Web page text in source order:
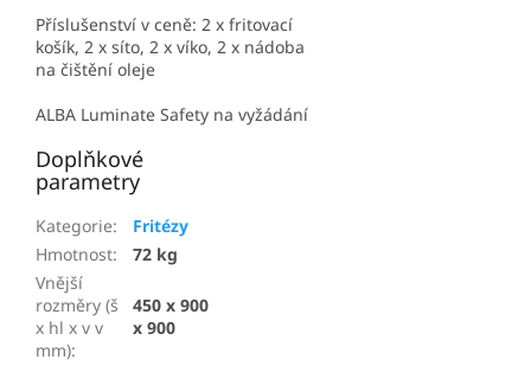
Příslušenství v ceně: 2 x fritovací
košík, 2 x síto, 2 x víko, 2 x nádoba
na čištění oleje
ALBA Luminate Safety na vyžádání
Doplňkové
parametry
Kategorie:
Fritézy
Hmotnost:
72 kg
Vnější
rozměry (š
x hl x v v
mm):
450 x 900
x 900